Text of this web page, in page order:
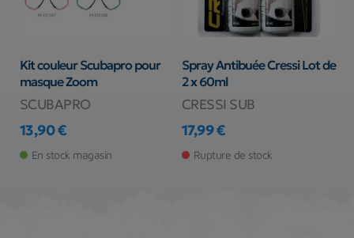
Spray Antibuée Cressi Lot de
2 x 60ml
CRESSI SUB
Prix
17,99 €
Rupture de stock
Boucles pour masque
Scubapro Crystal vu
SCUBAPRO
Prix
9,00 €
Rupture de stock